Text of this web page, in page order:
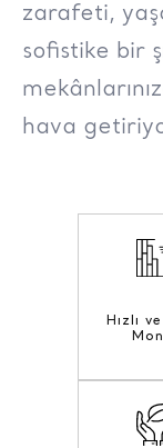
zarafeti,
sofistike bir
hava
Hızlı